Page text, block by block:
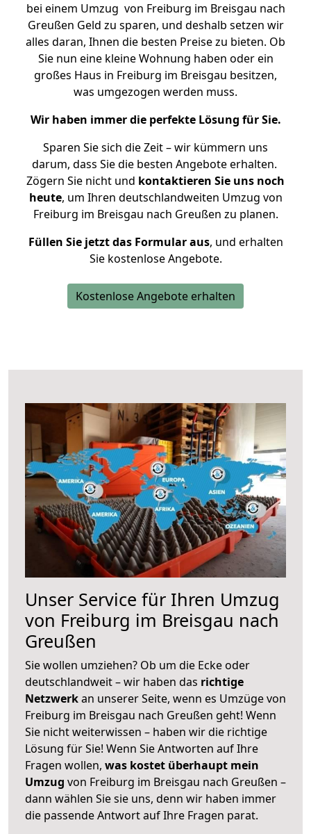
bei einem Umzug von Freiburg im Breisgau nach
Greußen Geld zu sparen, und deshalb setzen wir
alles daran, Ihnen die besten Preise zu bieten. Ob
Sie nun eine kleine Wohnung haben oder ein
großes Haus in Freiburg im Breisgau besitzen,
was umgezogen werden muss.
Wir haben immer die perfekte Lösung für Sie.
Sparen Sie sich die Zeit – wir kümmern uns
darum, dass Sie die besten Angebote erhalten.
Zögern Sie nicht und kontaktieren Sie uns noch
heute, um Ihren deutschlandweiten Umzug von
Freiburg im Breisgau nach Greußen zu planen.
Füllen Sie jetzt das Formular aus, und erhalten
Sie kostenlose Angebote.
Kostenlose Angebote erhalten
Unser Service für Ihren Umzug
von Freiburg im Breisgau nach
Greußen
Sie wollen umziehen? Ob um die Ecke oder
deutschlandweit – wir haben das richtige
Netzwerkan unserer Seite, wenn es Umzüge von
Freiburg im Breisgau nach Greußen geht! Wenn
Sie nicht weiterwissen – haben wir die richtige
Lösung für Sie! Wenn Sie Antworten auf Ihre
Fragen wollen, was kostet überhaupt mein
Umzug von Freiburg im Breisgau nach Greußen –
dann wählen Sie sie uns, denn wir haben immer
die passende Antwort auf Ihre Fragen parat.